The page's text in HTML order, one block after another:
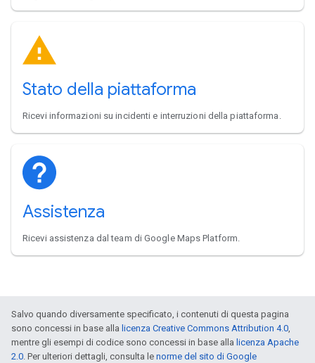
Stato della piattaforma
Ricevi informazioni su incidenti e interruzioni della piattaforma.
Assistenza
Ricevi assistenza dal team di Google Maps Platform.
Salvo quando diversamente specificato, i contenuti di questa pagina
sono concessi in base alla licenza Creative Commons Attribution 4.0,
mentre gli esempi di codice sono concessi in base alla licenza Apache
2.0. Per ulteriori dettagli, consulta le norme del sito di Google